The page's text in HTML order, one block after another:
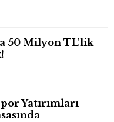
50 Milyon TL'lik
Yatırımları